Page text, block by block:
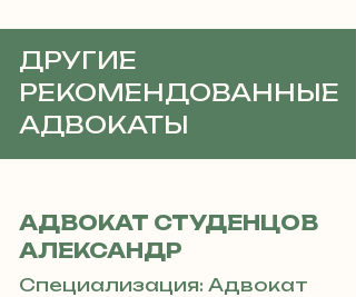
ДРУГИЕ
РЕКОМЕНДОВАННЫЕ
АДВОКАТЫ
АДВОКАТ СТУДЕНЦОВ
АЛЕКСАНДР
Специализация: Адвокат